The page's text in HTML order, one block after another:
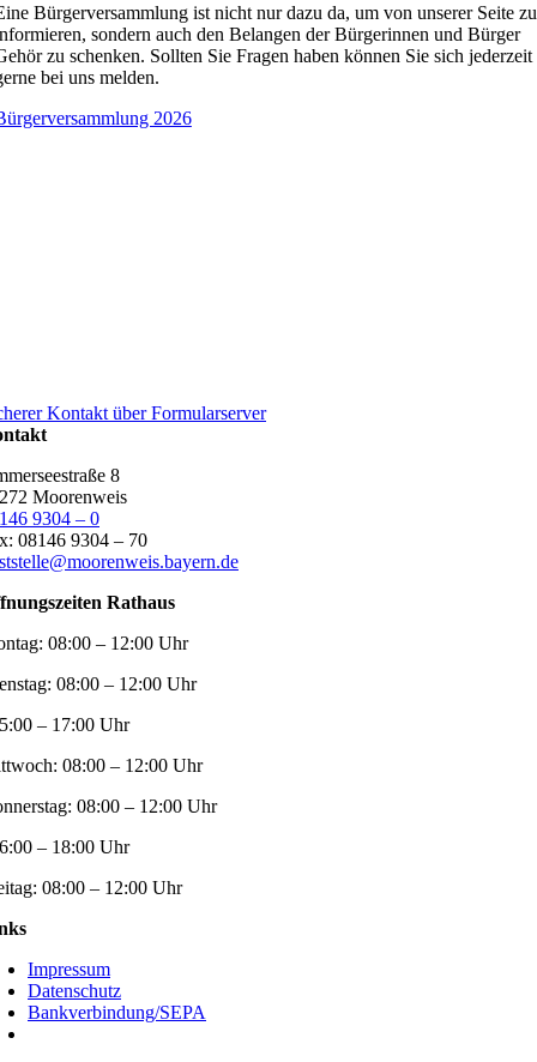
Bürgerversammlung ist nicht nur dazu da, um von unserer Seite zu
sondern auch den Belangen der Bürgerinnen und Bürger
zu schenken. Sollten Sie Fragen haben können Sie sich jederzeit
bei uns melden.
2026
Kontakt über Formularserver
8
Moorenweis
9304 – 0
08146 9304 – 70
Rathaus
08:00 – 12:00 Uhr
08:00 – 12:00 Uhr
– 17:00 Uhr
08:00 – 12:00 Uhr
08:00 – 12:00 Uhr
– 18:00 Uhr
08:00 – 12:00 Uhr
Impressum
Datenschutz
Bankverbindung/SEPA